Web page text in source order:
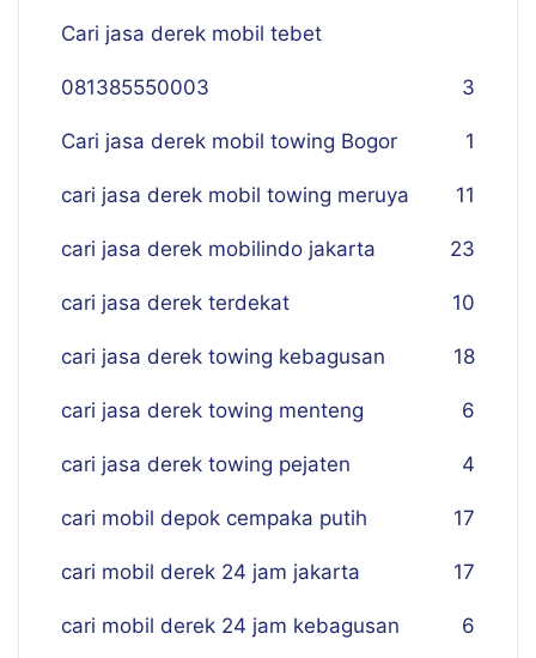
Cari jasa derek mobil tebet
081385550003 3
Cari jasa derek mobil towing Bogor 1
cari jasa derek mobil towing meruya 11
cari jasa derek mobilindo jakarta 23
cari jasa derek terdekat 10
cari jasa derek towing kebagusan 18
cari jasa derek towing menteng 6
cari jasa derek towing pejaten 4
cari mobil depok cempaka putih 17
cari mobil derek 24 jam jakarta 17
cari mobil derek 24 jam kebagusan 6